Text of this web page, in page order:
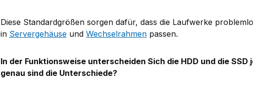
Diese Standardgrößen sorgen dafür, dass die Laufwerke
in Servergehäuseund Wechselrahmenpassen.
In der Funktionsweise unterscheiden Sich die HDD und die
genau sind die Unterschiede?